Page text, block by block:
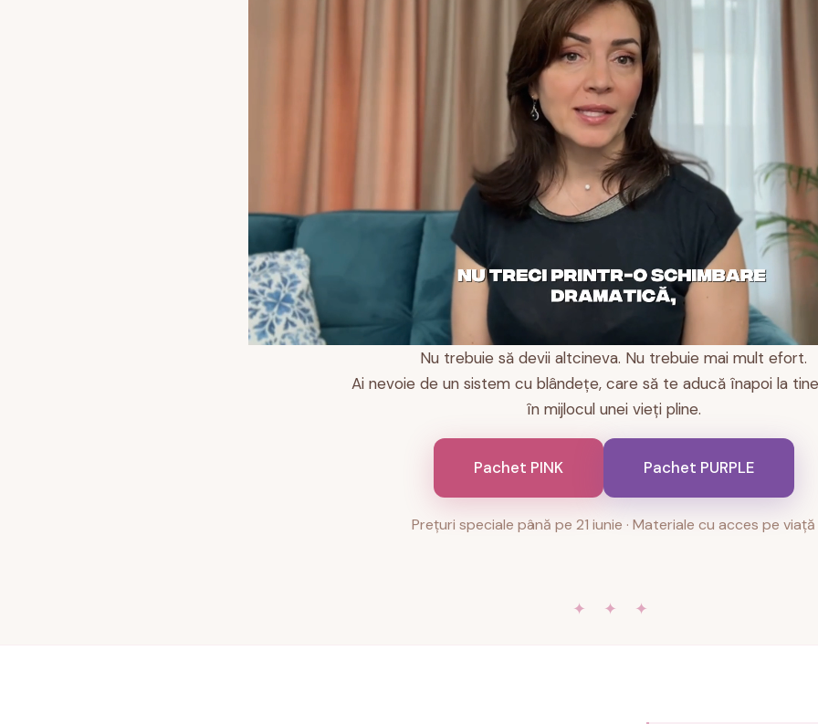
Nu trebuie să devii altcineva. Nu trebuie mai mult efort.
Ai nevoie de un sistem cu blândețe, care să te aducă înapoi la
în mijlocul unei vieți pline.
Pachet PINK Pachet PURPLE
Prețuri speciale până pe 21 iunie · Materiale cu acces pe viață
✦ ✦ ✦